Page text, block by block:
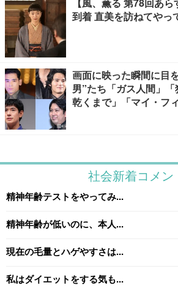
到着 直美を訪ねてやっ
画面に映った瞬間に目
男”たち「ガス人間」
乾くまで」「マイ・フ